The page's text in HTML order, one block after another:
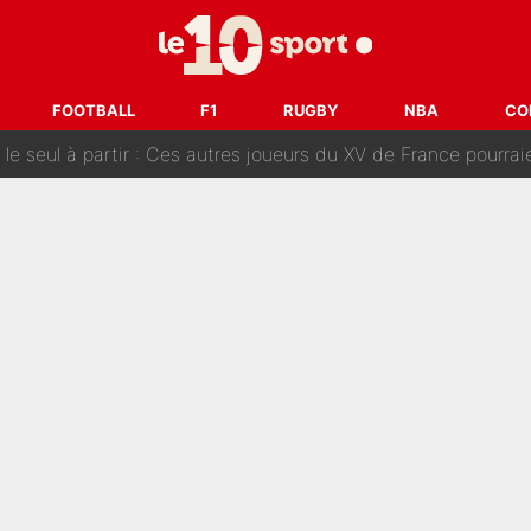
FOOTBALL F1 RUGBY NBA
: Les révélations de la famille Zidane sur sa prise de
les recrues espérées par Bruno Genesio et Grégory
: Ces autres joueurs du XV de France pourraient aussi quitter le Stade